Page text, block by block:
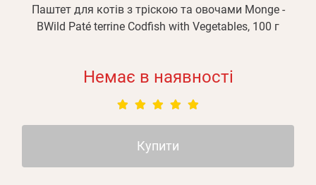
Контакти
Паштет для котів з тріскою та овочами Monge -
BWild Paté terrine Codfish with Vegetables, 100 г
Немає в наявності
Купити